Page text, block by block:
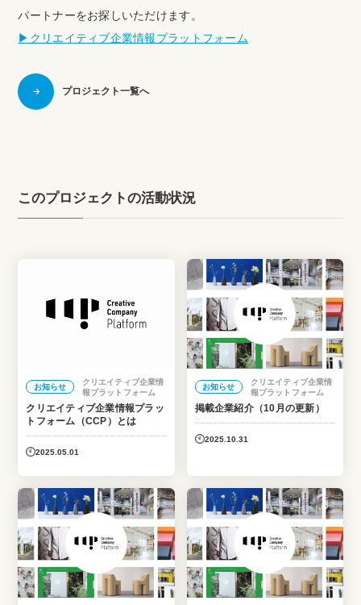
パートナーをお探しいただけます。
▶︎クリエイティブ企業情報プラットフォーム
プロジェクト一覧へ
このプロジェクトの活動状況
お知らせ
クリエイティブ企業情
報プラットフォーム
クリエイティブ企業情報プラッ
トフォーム（CCP）とは
2025.05.01
お知らせ
クリエイティブ企業情
報プラットフォーム
掲載企業紹介（10月の更新）
2025.10.31